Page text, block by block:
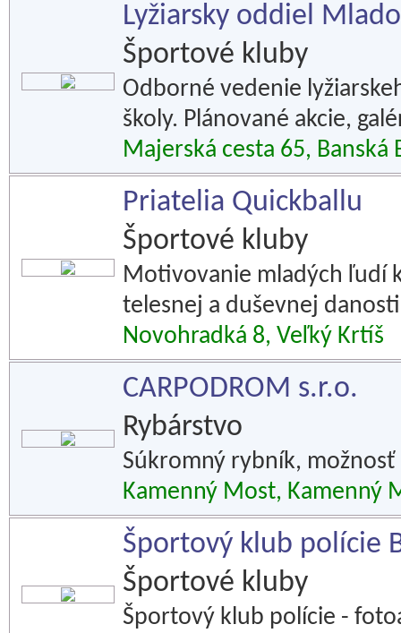
Lyžiarsky oddiel
Športové kluby
Odborné vedenie
školy. Plánované akcie,
Majerská cesta 65, Banská
Priatelia Quickballu
Športové kluby
Motivovanie mladých ľudí
telesnej a duševnej
Novohradká 8, Veľký Krtíš
CARPODROM s.r.o.
Rybárstvo
Súkromný rybník,
Kamenný Most, Kamenný
Športový klub polície
Športové kluby
Športový klub polície -